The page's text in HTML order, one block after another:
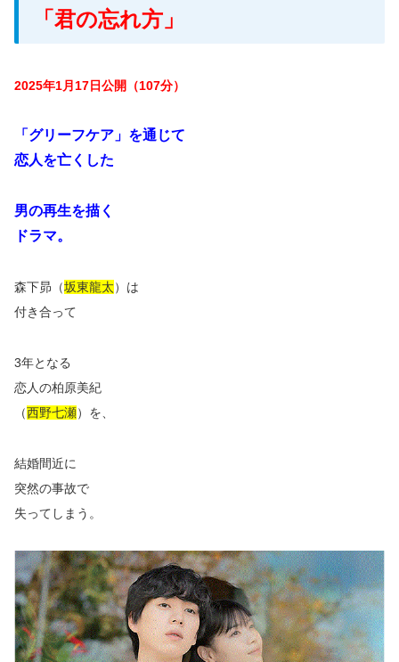
「君の忘れ方」
2025年1月17日公開（107分）
「グリーフケア」を通じて
恋人を亡くした
男の再生を描く
ドラマ。
森下昴（坂東龍太）は
付き合って
3年となる
恋人の柏原美紀
（西野七瀬）を、
結婚間近に
突然の事故で
失ってしまう。